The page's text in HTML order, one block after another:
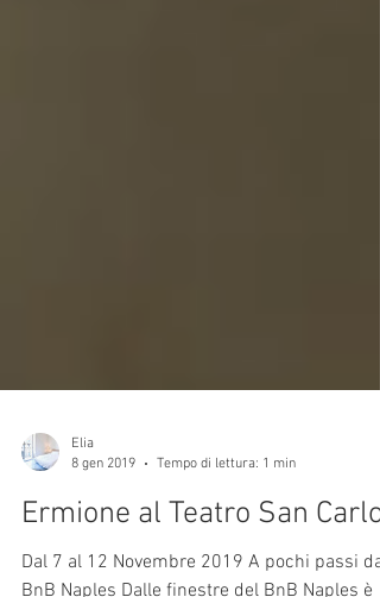
Elia
8 gen 2019
Tempo di lettura: 1 min
Ermione al Teatro San Carlo